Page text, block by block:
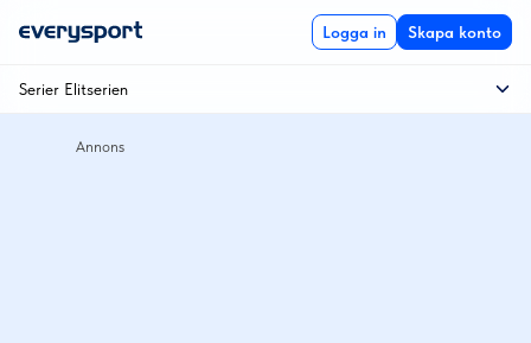
Logga in Skapa konto
Serier Elitserien
Elitserien